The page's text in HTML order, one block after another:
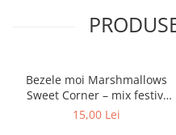
Bezele moi Marshmallows
Sweet Corner – mix festiv,
50g
15,00 Lei